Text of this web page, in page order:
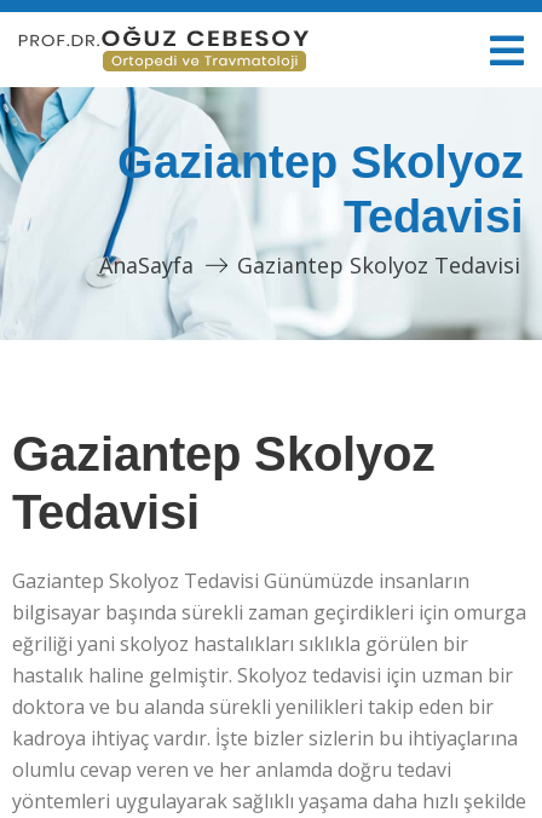
Gaziantep Skolyoz
Tedavisi
AnaSayfa Gaziantep Skolyoz Tedavisi
Gaziantep Skolyoz
Tedavisi
Gaziantep Skolyoz Tedavisi Günümüzde insanların
bilgisayar başında sürekli zaman geçirdikleri için omurga
eğriliği yani skolyoz hastalıkları sıklıkla görülen bir
hastalık haline gelmiştir. Skolyoz tedavisi için uzman bir
doktora ve bu alanda sürekli yenilikleri takip eden bir
kadroya ihtiyaç vardır. İşte bizler sizlerin bu ihtiyaçlarına
olumlu cevap veren ve her anlamda doğru tedavi
yöntemleri uygulayarak sağlıklı yaşama daha hızlı şekilde